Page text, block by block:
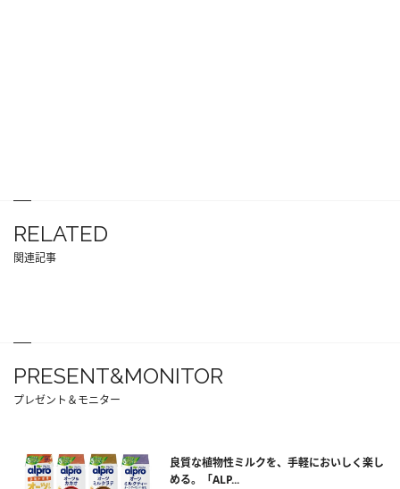
RELATED
関連記事
PRESENT&MONITOR
プレゼント＆モニター
良質な植物性ミルクを、手軽においしく楽し
める。「ALP...